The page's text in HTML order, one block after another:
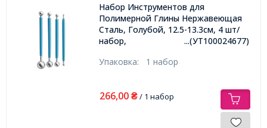
Набор Инструментов для
Полимерной Глины Нержавеющая
Сталь, Голубой, 12.5-13.3см, 4 шт/
набор,
...(УТ100024677)
Упаковка: 1 набор
266,00 ₴/ 1 набор